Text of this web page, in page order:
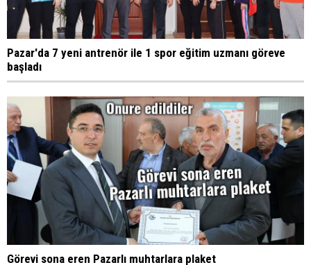
Pazar'da 7 yeni antrenör ile 1 spor eğitim uzmanı göreve
başladı
Görevi sona eren Pazarlı muhtarlara plaket